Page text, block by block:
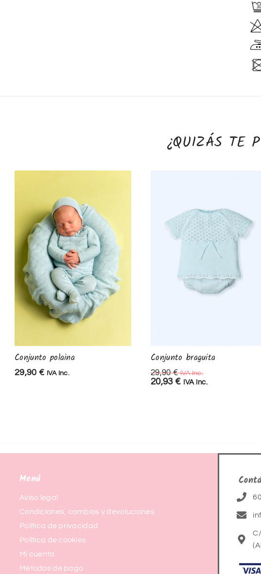
¿QUIZÁS TE
Conjunto polaina
29,90 € IVA Inc.
Conjunto braguita
29,90€ IVA Inc.
20,93 € IVA Inc.
Menú
Aviso legal
Condiciones, cambios y devoluciones
Política de privacidad
Política de cookies
Mi cuenta
Métodos de pago